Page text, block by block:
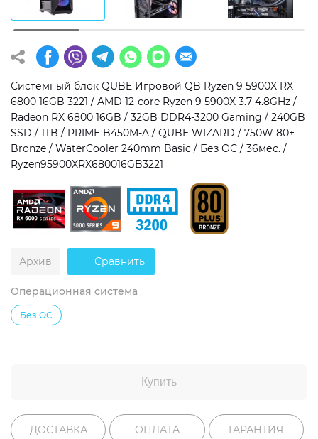
Операционная система
Windows 11 Home
Windows 11 Pro
Без ОС
Тип накопителя
SSD
HDD
SSD + HDD
Дополнительно
RGB-подсветка
Разблокированный множитель CPU
Сверхбыстрый M.2 SSD NVME
Системный блок QUBE Игровой QB Ryzen 9 5900X RX
6800 16GB 3221 / AMD 12-core Ryzen 9 5900X 3.7-4.8GHz /
Radeon RX 6800 16GB / 32GB DDR4-3200 Gaming / 240GB
SSD / 1TB / PRIME B450M-A / QUBE WIZARD / 750W 80+
Bronze / WaterCooler 240mm Basic / Без ОС / 36мес. /
Ryzen95900XRX680016GB3221
Архив Сравнить
Операционная система
Без ОС
Купить
ДОСТАВКА ОПЛАТА ГАРАНТИЯ